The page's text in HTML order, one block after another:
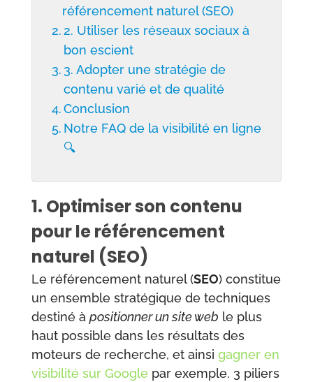
référencement naturel (SEO)
2. Utiliser les réseaux sociaux à
bon escient
3. Adopter une stratégie de
contenu varié et de qualité
Conclusion
Notre FAQ de la visibilité en ligne
🔍
1. Optimiser son contenu
pour le référencement
naturel (SEO)
Le référencement naturel (SEO) constitue
un ensemble stratégique de techniques
destiné à positionner un site web le plus
haut possible dans les résultats des
moteurs de recherche, et ainsi gagner en
visibilité sur Google par exemple. 3 piliers